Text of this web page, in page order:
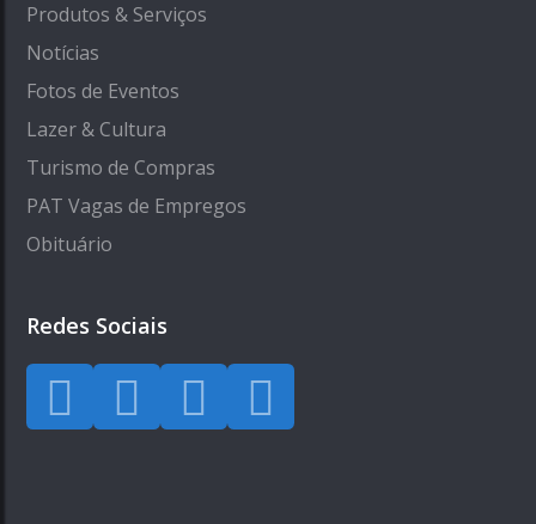
Produtos & Serviços
Notícias
Fotos de Eventos
Lazer & Cultura
Turismo de Compras
PAT Vagas de Empregos
Obituário
Redes Sociais